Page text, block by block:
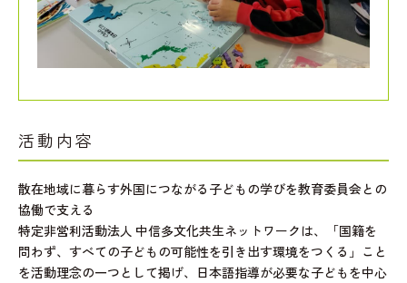
活動内容
散在地域に暮らす外国につながる子どもの学びを教育委員会との
協働で支える
特定非営利活動法人 中信多文化共生ネットワークは、「国籍を
問わず、すべての子どもの可能性を引き出す環境をつくる」こと
を活動理念の一つとして掲げ、日本語指導が必要な子どもを中心